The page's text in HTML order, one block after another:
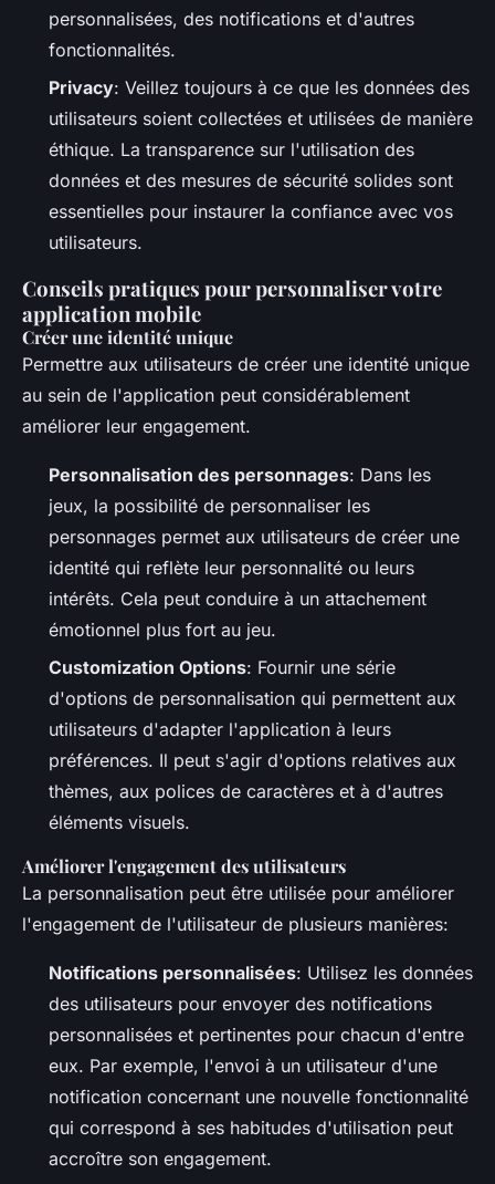
personnalisées, des notifications et d'autres
fonctionnalités.
Privacy: Veillez toujours à ce que les données des
utilisateurs soient collectées et utilisées de manière
éthique. La transparence sur l'utilisation des
données et des mesures de sécurité solides sont
essentielles pour instaurer la confiance avec vos
utilisateurs.
Conseils pratiques pour personnaliser votre
application mobile
Créer une identité unique
Permettre aux utilisateurs de créer une identité unique
au sein de l'application peut considérablement
améliorer leur engagement.
Personnalisation des personnages: Dans les
jeux, la possibilité de personnaliser les
personnages permet aux utilisateurs de créer une
identité qui reflète leur personnalité ou leurs
intérêts. Cela peut conduire à un attachement
émotionnel plus fort au jeu.
Customization Options: Fournir une série
d'options de personnalisation qui permettent aux
utilisateurs d'adapter l'application à leurs
préférences. Il peut s'agir d'options relatives aux
thèmes, aux polices de caractères et à d'autres
éléments visuels.
Améliorer l'engagement des utilisateurs
La personnalisation peut être utilisée pour améliorer
l'engagement de l'utilisateur de plusieurs manières:
Notifications personnalisées: Utilisez les données
des utilisateurs pour envoyer des notifications
personnalisées et pertinentes pour chacun d'entre
eux. Par exemple, l'envoi à un utilisateur d'une
notification concernant une nouvelle fonctionnalité
qui correspond à ses habitudes d'utilisation peut
accroître son engagement.